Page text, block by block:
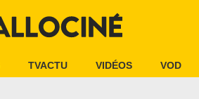
TVACTU VIDÉOS VOD